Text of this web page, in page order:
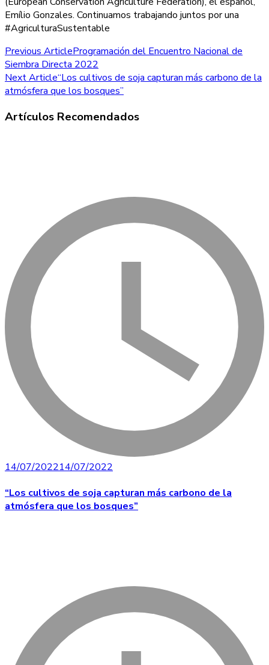
Emílio Gonzales. Continuamos trabajando juntos por una
#AgriculturaSustentable
Post
Navigation
Previous ArticleProgramación del Encuentro Nacional de
Siembra Directa 2022
Next Article“Los cultivos de soja capturan más carbono de la
atmósfera que los bosques”
Artículos Recomendados
14/07/202214/07/2022
“Los cultivos de soja capturan más carbono de la
atmósfera que los bosques”